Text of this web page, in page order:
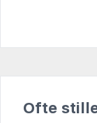
Ofte